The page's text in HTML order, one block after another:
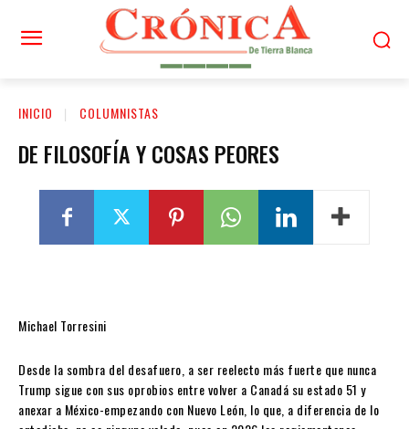
INICIO COLUMNISTAS
DE FILOSOFÍA Y COSAS PEORES
Michael Torresini
Desde la sombra del desafuero, a ser reelecto más fuerte que nunca
Trump sigue con sus oprobios entre volver a Canadá su estado 51 y
anexar a México-empezando con Nuevo León, lo que, a diferencia de lo